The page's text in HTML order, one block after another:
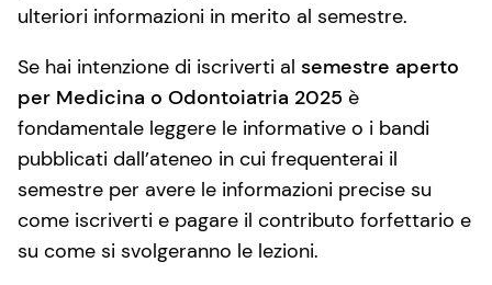
ulteriori informazioni in merito al semestre.
Se hai intenzione di iscriverti al semestre aperto
per Medicina o Odontoiatria 2025 è
fondamentale leggere le informative o i bandi
pubblicati dall’ateneo in cui frequenterai il
semestre per avere le informazioni precise su
come iscriverti e pagare il contributo forfettario e
su come si svolgeranno le lezioni.